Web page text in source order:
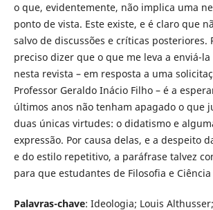
o que, evidentemente, não implica uma
ponto de vista. Este existe, e é claro que
salvo de discussões e críticas posteriores.
preciso dizer que o que me leva a enviá-
nesta revista – em resposta a uma
Professor Geraldo Inácio Filho – é a
últimos anos não tenham apagado o que
duas únicas virtudes: o didatismo e
expressão. Por causa delas, e a despeito
e do estilo repetitivo, a paráfrase talvez
para que estudantes de Filosofia e
Palavras-chave: Ideologia; Louis